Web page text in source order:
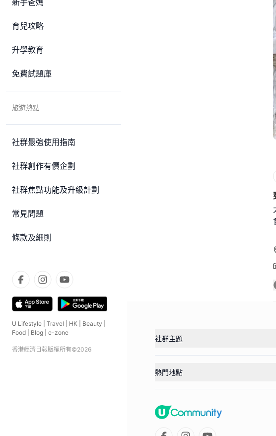
新手爸媽
育兒攻略
升學教育
免費試題庫
旅遊熱點
社群最強使用指南
社群創作有價企劃
社群焦點功能及升級計劃
常見問題
條款及細則
U Lifestyle Travel HK Beauty
Food
Blog e-zone
香港經濟日報版權所有©2026
社群主題
熱門地點